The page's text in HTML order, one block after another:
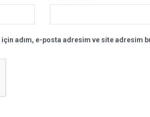
adım, e-posta adresim ve site adresim